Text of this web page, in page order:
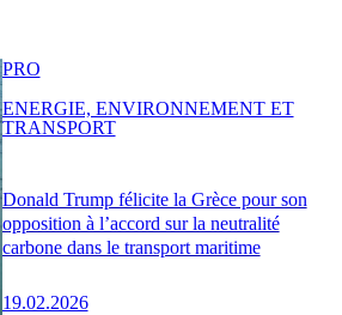
Donald Trump félicite la Grèce pour son
opposition à l’accord sur la neutralité
carbone dans le transport maritime
19.02.2026
PRO
ENERGIE, ENVIRONNEMENT ET
TRANSPORT